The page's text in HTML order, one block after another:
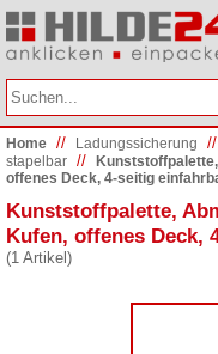
Home // Ladungs­sicherung //
stapelbar //
offenes Deck, 4-seitig
Kunststoffpalette,
Kufen, offenes Deck,
(1 Artikel)